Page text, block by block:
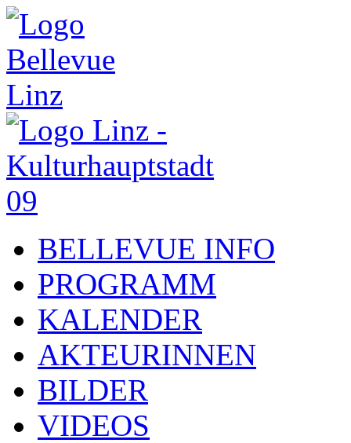
BELLEVUE INFO
PROGRAMM
KALENDER
AKTEURINNEN
BILDER
VIDEOS